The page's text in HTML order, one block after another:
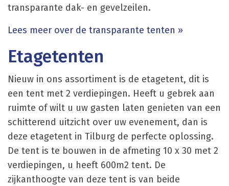
transparante dak- en gevelzeilen.
Lees meer over de transparante tenten »
Etagetenten
Nieuw in ons assortiment is de etagetent, dit is
een tent met 2 verdiepingen. Heeft u gebrek aan
ruimte of wilt u uw gasten laten genieten van een
schitterend uitzicht over uw evenement, dan is
deze etagetent in Tilburg de perfecte oplossing.
De tent is te bouwen in de afmeting 10 x 30 met 2
verdiepingen, u heeft 600m2 tent. De
zijkanthoogte van deze tent is van beide